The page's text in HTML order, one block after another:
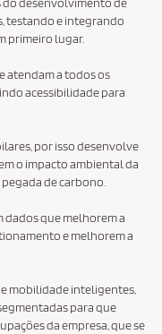
do desenvolvimento de
testando e integrando
primeiro lugar.
atendam a todos os
acessibilidade para
por isso desenvolve
o impacto ambiental da
de carbono.
dados que melhorem a
e melhorem a
mobilidade inteligentes,
para que
da empresa, que se